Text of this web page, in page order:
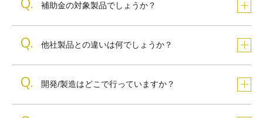
補助金の対象製品でしょうか？
他社製品との違いは何でしょうか？
開発/製造はどこで行っていますか？